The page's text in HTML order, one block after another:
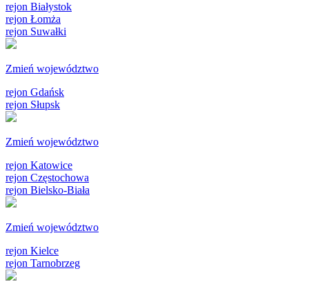
rejon Białystok
rejon Łomża
rejon Suwałki
Zmień województwo
rejon Gdańsk
rejon Słupsk
Zmień województwo
rejon Katowice
rejon Częstochowa
rejon Bielsko-Biała
Zmień województwo
rejon Kielce
rejon Tarnobrzeg